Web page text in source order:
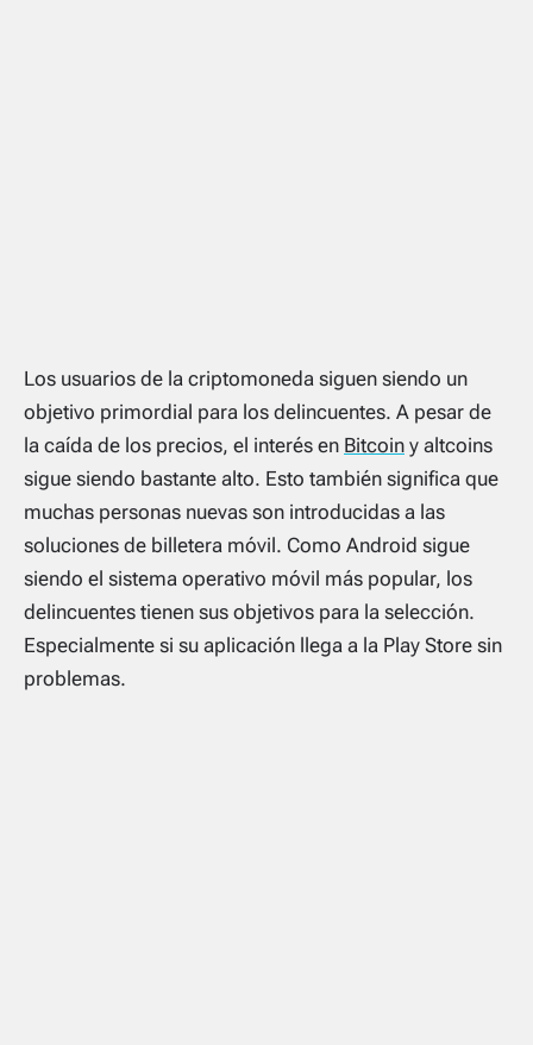
Los usuarios de la criptomoneda siguen siendo un
objetivo primordial para los delincuentes. A pesar de
la caída de los precios, el interés en Bitcoin y altcoins
sigue siendo bastante alto. Esto también significa que
muchas personas nuevas son introducidas a las
soluciones de billetera móvil. Como Android sigue
siendo el sistema operativo móvil más popular, los
delincuentes tienen sus objetivos para la selección.
Especialmente si su aplicación llega a la Play Store sin
problemas.